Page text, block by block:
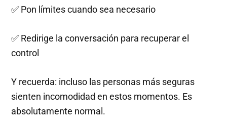
✅ Pon límites cuando sea necesario
✅ Redirige la conversación para recuperar el
control
Y recuerda: incluso las personas más seguras
sienten incomodidad en estos momentos. Es
absolutamente normal.